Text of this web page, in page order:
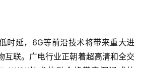
时延，6G等前沿技术将带来重大进
互联。广电行业正朝着超高清和全交